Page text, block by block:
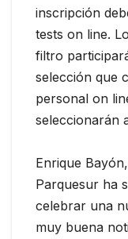
inscripción
tests on line.
filtro
selección que
personal on
seleccionarán
Enrique
Parquesur ha
celebrar una
muy buena